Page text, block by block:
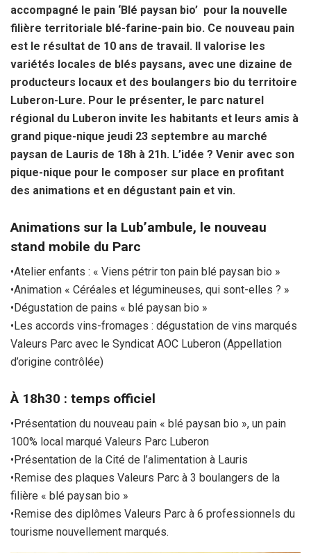
o
k
e
p
p
accompagné le pain ‘Blé paysan bio’ pour la nouvelle
filière territoriale blé-farine-pain bio. Ce nouveau pain
est le résultat de 10 ans de travail. Il valorise les
variétés locales de blés paysans, avec une dizaine de
producteurs locaux et des boulangers bio du territoire
Luberon-Lure. Pour le présenter, le parc naturel
régional du Luberon invite les habitants et leurs amis à
grand pique-nique jeudi 23 septembre au marché
paysan de Lauris de 18h à 21h. L’idée ? Venir avec son
pique-nique pour le composer sur place en profitant
des animations et en dégustant pain et vin.
Animations sur la Lub’ambule, le nouveau
stand mobile du Parc
•Atelier enfants : « Viens pétrir ton pain blé paysan bio »
•Animation « Céréales et légumineuses, qui sont-elles ? »
•Dégustation de pains « blé paysan bio »
•Les accords vins-fromages : dégustation de vins marqués
Valeurs Parc avec le Syndicat AOC Luberon (Appellation
d’origine contrôlée)
À 18h30 : temps officiel
•Présentation du nouveau pain « blé paysan bio », un pain
100% local marqué Valeurs Parc Luberon
•Présentation de la Cité de l’alimentation à Lauris
•Remise des plaques Valeurs Parc à 3 boulangers de la
filière « blé paysan bio »
•Remise des diplômes Valeurs Parc à 6 professionnels du
tourisme nouvellement marqués.